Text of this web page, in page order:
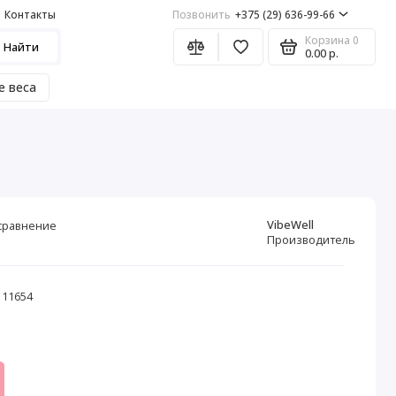
Контакты Позвонить +375 (29) 636-99-66
Найти Корзина 0
0.00 р.
веса
VibeWell
Производитель